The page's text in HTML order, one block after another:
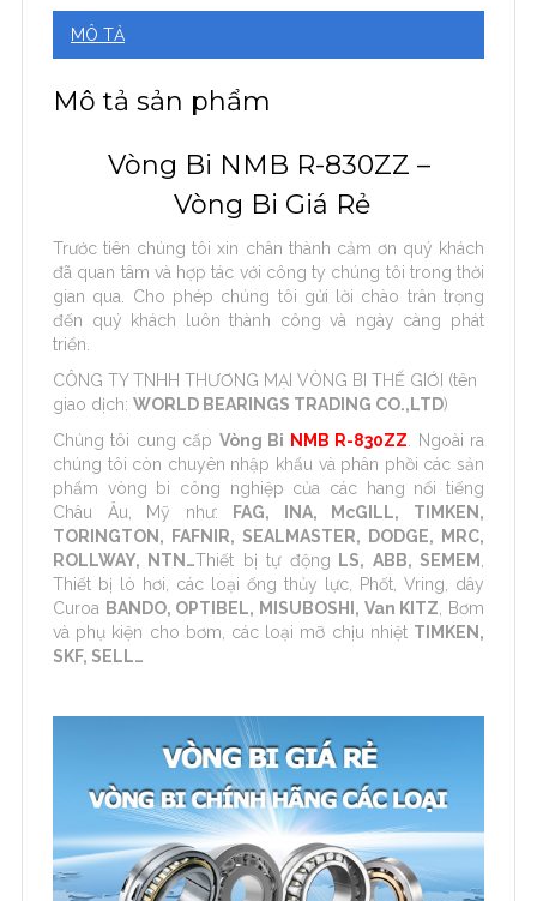
MÔ TẢ
Mô tả sản phẩm
Vòng Bi NMB R-830ZZ –
Vòng Bi Giá Rẻ
Trước tiên chúng tôi xin chân thành cảm ơn quý khách
đã quan tâm và hợp tác với công ty chúng tôi trong thời
gian qua. Cho phép chúng tôi gửi lời chào trân trọng
đến quý khách luôn thành công và ngày càng phát
triển.
CÔNG TY TNHH THƯƠNG MẠI VÒNG BI THẾ GIỚI (tên
giao dịch: WORLD BEARINGS TRADING CO.,LTD)
Chúng tôi cung cấp Vòng Bi NMB R-830ZZ . Ngoài ra
chúng tôi còn chuyên nhập khẩu và phân phồi các sản
phẩm vòng bi công nghiệp của các hang nổi tiếng
Châu Âu, Mỹ như:
FAG, INA, McGILL, TIMKEN,
TORINGTON, FAFNIR, SEALMASTER, DODGE, MRC,
ROLLWAY, NTN…Thiết bị tự động LS, ABB, SEMEM
Thiết bị lò hơi, các loại ống thủy lực, Phốt, Vring, dây
Curoa BANDO, OPTIBEL, MISUBOSHI, Van KITZ , Bơm
và phụ kiện cho bơm, các loại mỡ chịu nhiệt TIMKEN,
SKF, SELL…